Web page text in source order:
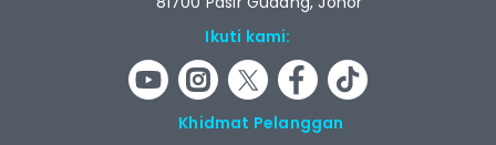
Ikuti kami:
Khidmat Pelanggan